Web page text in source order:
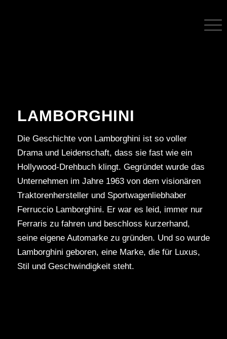
LAMBORGHINI
Die Geschichte von Lamborghini ist so voller
Drama und Leidenschaft, dass sie fast wie ein
Hollywood-Drehbuch klingt. Gegründet wurde das
Unternehmen im Jahre 1963 von dem visionären
Traktorenhersteller und Sportwagenliebhaber
Ferruccio Lamborghini. Er war es leid, immer nur
Ferraris zu fahren und beschloss kurzerhand,
seine eigene Automarke zu gründen. Und so wurde
Lamborghini geboren, eine Marke, die für Luxus,
Stil und Geschwindigkeit steht.